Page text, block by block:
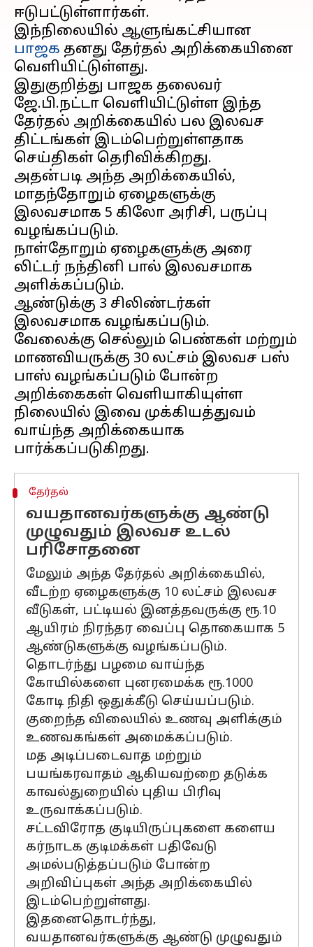
ஈடுபட்டுள்ளார்கள்.
இந்நிலையில் ஆளுங்கட்சியான
பாஜக தனது தேர்தல் அறிக்கையினை
வெளியிட்டுள்ளது.
இதுகுறித்து பாஜக தலைவர்
ஜே.பி.நட்டா வெளியிட்டுள்ள இந்த
தேர்தல் அறிக்கையில் பல இலவச
திட்டங்கள் இடம்பெற்றுள்ளதாக
செய்திகள் தெரிவிக்கிறது.
அதன்படி அந்த அறிக்கையில்,
மாதந்தோறும் ஏழைகளுக்கு
இலவசமாக 5 கிலோ அரிசி, பருப்பு
வழங்கப்படும்.
நாள்தோறும் ஏழைகளுக்கு அரை
லிட்டர் நந்தினி பால் இலவசமாக
அளிக்கப்படும்.
ஆண்டுக்கு 3 சிலிண்டர்கள்
இலவசமாக வழங்கப்படும்.
வேலைக்கு செல்லும் பெண்கள் மற்றும்
மாணவியருக்கு 30 லட்சம் இலவச பஸ்
பாஸ் வழங்கப்படும் போன்ற
அறிக்கைகள் வெளியாகியுள்ள
நிலையில் இவை முக்கியத்துவம்
வாய்ந்த அறிக்கையாக
தேர்தல்
வயதானவர்களுக்கு ஆண்டு
முழுவதும் இலவச உடல்
பரிசோதனை
மேலும் அந்த தேர்தல் அறிக்கையில்,
வீடற்ற ஏழைகளுக்கு 10 லட்சம் இலவச
வீடுகள், பட்டியல் இனத்தவருக்கு ரூ.10
ஆயிரம் நிரந்தர வைப்பு தொகையாக 5
ஆண்டுகளுக்கு வழங்கப்படும்.
தொடர்ந்து பழமை வாய்ந்த
கோயில்களை புனரமைக்க ரூ.1000
கோடி நிதி ஒதுக்கீடு செய்யப்படும்.
குறைந்த விலையில் உணவு அளிக்கும்
உணவகங்கள் அமைக்கப்படும்.
மத அடிப்படைவாத மற்றும்
பயங்கரவாதம் ஆகியவற்றை தடுக்க
காவல்துறையில் புதிய பிரிவு
உருவாக்கப்படும்.
சட்டவிரோத குடியிருப்புகளை களைய
கர்நாடக குடிமக்கள் பதிவேடு
அமல்படுத்தப்படும் போன்ற
அறிவிப்புகள் அந்த அறிக்கையில்
இடம்பெற்றுள்ளது.
இதனைதொடர்ந்து,
வயதானவர்களுக்கு ஆண்டு முழுவதும்